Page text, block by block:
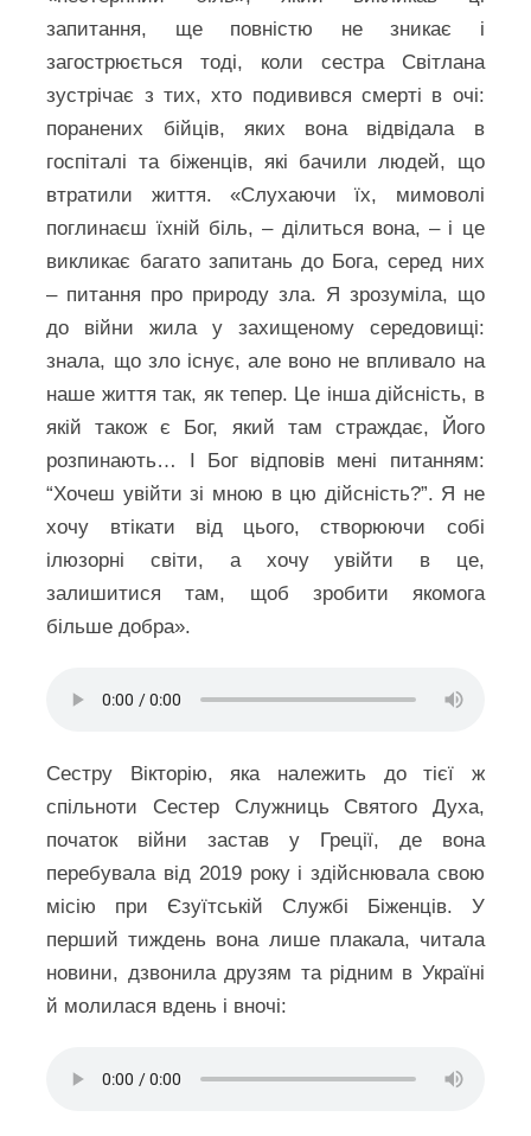
запитання, ще повністю не зникає і
загострюється тоді, коли сестра Світлана
зустрічає з тих, хто подивився смерті в очі:
поранених бійців, яких вона відвідала в
госпіталі та біженців, які бачили людей, що
втратили життя. «Слухаючи їх, мимоволі
поглинаєш їхній біль, – ділиться вона, – і це
викликає багато запитань до Бога, серед них
– питання про природу зла. Я зрозуміла, що
до війни жила у захищеному середовищі:
знала, що зло існує, але воно не впливало на
наше життя так, як тепер. Це інша дійсність, в
якій також є Бог, який там страждає, Його
розпинають… І Бог відповів мені питанням:
“Хочеш увійти зі мною в цю дійсність?”. Я не
хочу втікати від цього, створюючи собі
ілюзорні світи, а хочу увійти в це,
залишитися там, щоб зробити якомога
більше добра».
Сестру Вікторію, яка належить до тієї ж
спільноти Сестер Служниць Святого Духа,
початок війни застав у Греції, де вона
перебувала від 2019 року і здійснювала свою
місію при Єзуїтській Службі Біженців. У
перший тиждень вона лише плакала, читала
новини, дзвонила друзям та рідним в Україні
й молилася вдень і вночі: